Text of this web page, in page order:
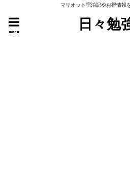
マリオット宿泊記やお得情報
日々勉
menu